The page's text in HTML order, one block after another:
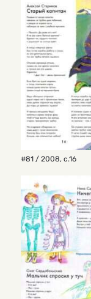
#81 / 2008, с.16